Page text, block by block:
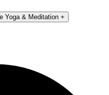
Yoga & Meditation +